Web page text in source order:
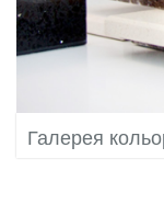
Галерея